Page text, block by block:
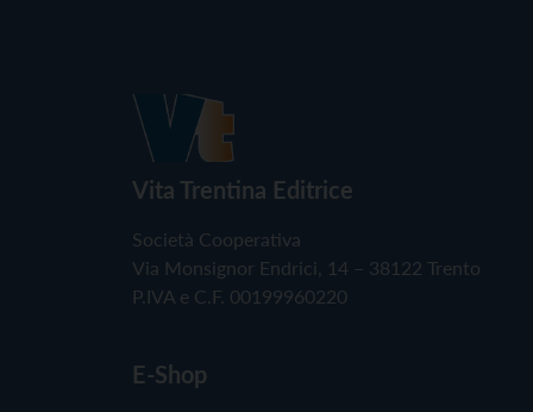
Vita Trentina Editrice
Società Cooperativa
Via Monsignor Endrici, 14 – 38122 Trento
P.IVA e C.F. 00199960220
E-Shop